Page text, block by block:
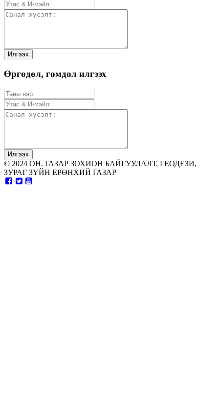
Өргөдөл, гомдол илгээх
© 2024 ОН. ГАЗАР ЗОХИОН БАЙГУУЛАЛТ, ГЕОДЕЗИ,
ЗУРАГ ЗҮЙН ЕРӨНХИЙ ГАЗАР